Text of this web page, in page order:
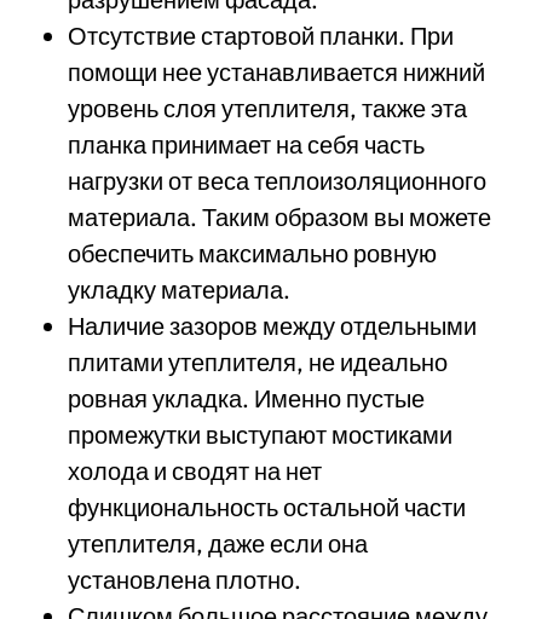
Отсутствие стартовой планки. При
помощи нее устанавливается нижний
уровень слоя утеплителя, также эта
планка принимает на себя часть
нагрузки от веса теплоизоляционного
материала. Таким образом вы можете
обеспечить максимально ровную
укладку материала.
Наличие зазоров между отдельными
плитами утеплителя, не идеально
ровная укладка. Именно пустые
промежутки выступают мостиками
холода и сводят на нет
функциональность остальной части
утеплителя, даже если она
установлена плотно.